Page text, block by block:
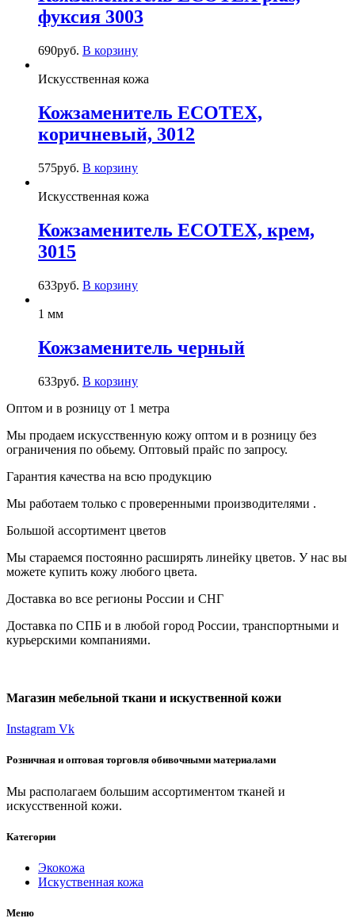
фуксия 3003
690руб. В корзину
Искусственная кожа
Кожзаменитель ECOTEX,
коричневый, 3012
575руб. В корзину
Искусственная кожа
Кожзаменитель ECOTEX, крем,
3015
633руб. В корзину
1 мм
Кожзаменитель черный
633руб. В корзину
Оптом и в розницу от 1 метра
Мы продаем искусственную кожу оптом и в розницу без
ограничения по обьему. Оптовый прайс по запросу.
Гарантия качества на всю продукцию
Мы работаем только с проверенными производителями .
Большой ассортимент цветов
Мы стараемся постоянно расширять линейку цветов. У нас вы
можете купить кожу любого цвета.
Доставка во все регионы России и СНГ
Доставка по СПБ и в любой город России, транспортными и
курьерскими компаниями.
Магазин мебельной ткани и искуственной кожи
Instagram Vk
Розничная и оптовая торговля обивочными материалами
Мы располагаем большим ассортиментом тканей и
искусственной кожи.
Категории
Экокожа
Искуственная кожа
Меню